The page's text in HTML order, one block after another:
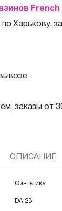
French
Харькову,
заказы от
ОПИСАНИЕ
Синтетика
DA'23